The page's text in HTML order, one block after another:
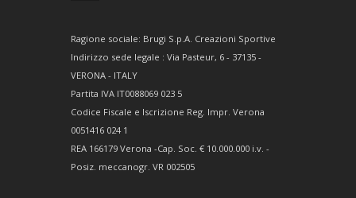
Ragione sociale: Brugi S.p.A. Creazioni Sportive
Indirizzo sede legale : Via Pasteur, 6 - 37135 -
VERONA - ITALY
Partita IVA IT0088069 023 5
Codice Fiscale e Iscrizione Reg. Impr. Verona
0051416 024 1
REA 166179 Verona -Cap. Soc. € 10.000.000 i.v. -
Posiz. meccanogr. VR 002505